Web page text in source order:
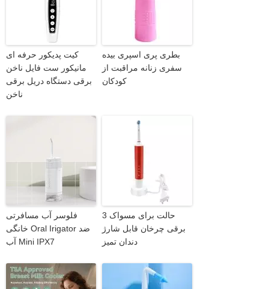
کیت پدیکور حرفه ای
مانیکور ست فایل ناخن
برقی دستگاه دریل برقی
ناخن
بطری پری اسپری بیده
سفری زنانه مراقبت از
کودکان
فلوسر آب مسافرتی
خانگی Oral Irigator ضد
آب Mini IPX7
3 حالت برای مسواک
برقی چرخان قابل شارژ
دندان تمیز